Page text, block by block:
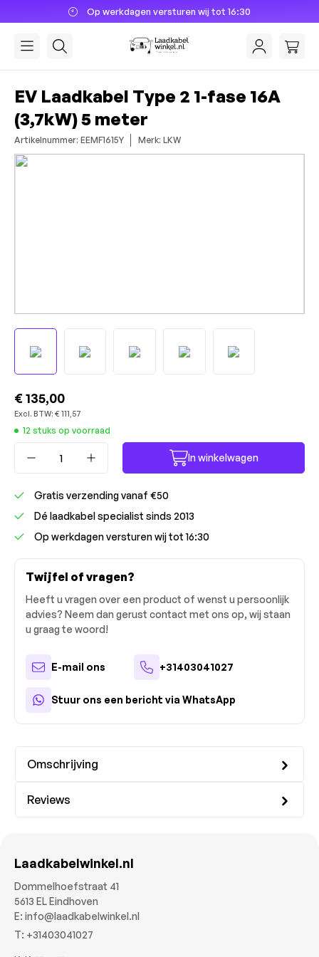
Op werkdagen versturen wij tot 16:30
EV Laadkabel Type 2 1-fase 16A
(3,7kW) 5 meter
Artikelnummer: EEMF1615Y Merk: LKW
Afbeeldingengalerij overslaan
€ 135,00
Excl. BTW: € 111,57
12 stuks op voorraad
Producthoeveelheid: Voer de
In winkelwagen
Gratis verzending vanaf €50
Dé laadkabel specialist sinds 2013
Op werkdagen versturen wij tot 16:30
Twijfel of vragen?
Heeft u vragen over een product of wenst u persoonlijk
advies? Neem dan gerust contact met ons op, wij staan
u graag te woord!
E-mail ons +31403041027
Stuur ons een bericht via WhatsApp
Omschrijving
Reviews
Laadkabelwinkel.nl
Dommelhoefstraat 41
5613 EL Eindhoven
E: info@laadkabelwinkel.nl
T: +31403041027